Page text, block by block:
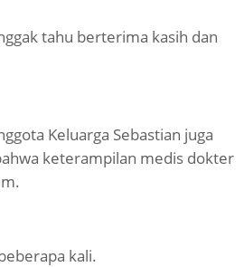
tahu berterima kasih dan
Keluarga Sebastian juga
keterampilan medis dokter
kali.